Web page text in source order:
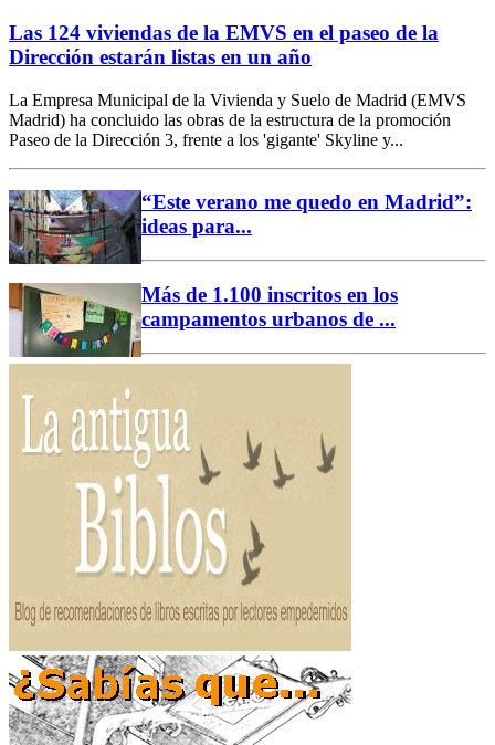
Las 124 viviendas de la EMVS en el paseo de la
Dirección estarán listas en un año
La Empresa Municipal de la Vivienda y Suelo de Madrid (EMVS
Madrid) ha concluido las obras de la estructura de la promoción
Paseo de la Dirección 3, frente a los 'gigante' Skyline y...
“Este verano me quedo en Madrid”:
ideas para...
Más de 1.100 inscritos en los
campamentos urbanos de ...